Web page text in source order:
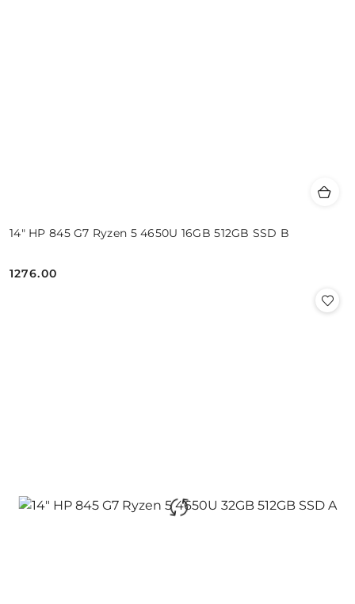
14" HP 845 G7 Ryzen 5 4650U 16GB 512GB SSD B
Cena:
1276.00